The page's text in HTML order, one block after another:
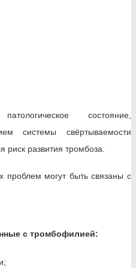
состояние,
системы свёртываемости
риск развития тромбоза.
проблем могут быть связаны с
с тромбофилией: